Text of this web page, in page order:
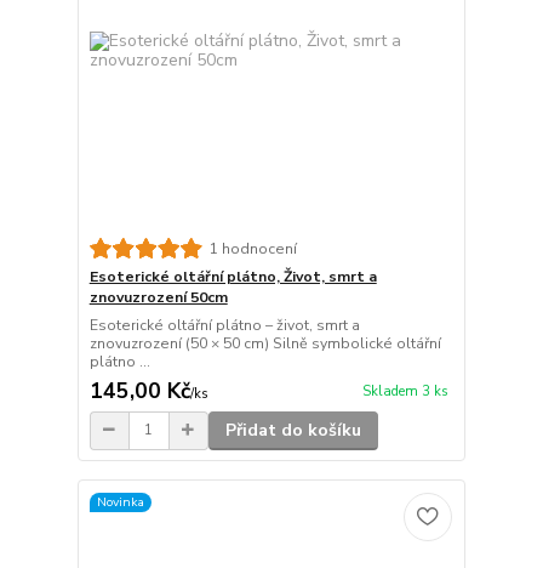
1 hodnocení
Esoterické oltářní plátno, Život, smrt a
znovuzrození 50cm
Esoterické oltářní plátno – život, smrt a
znovuzrození (50 × 50 cm) Silně symbolické oltářní
plátno ...
145,00 Kč/ks Skladem 3 ks
Přidat do košíku
Novinka